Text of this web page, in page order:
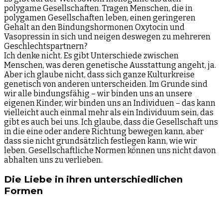
polygame Gesellschaften. Tragen Menschen, die in
polygamen Gesellschaften leben, einen geringeren
Gehalt an den Bindungshormonen Oxytocin und
Vasopressin in sich und neigen deswegen zu mehreren
Geschlechtspartnern?
Ich denke nicht. Es gibt Unterschiede zwischen
Menschen, was deren genetische Ausstattung angeht, ja.
Aber ich glaube nicht, dass sich ganze Kulturkreise
genetisch von anderen unterscheiden. Im Grunde sind
wir alle bindungsfähig – wir binden uns an unsere
eigenen Kinder, wir binden uns an Individuen – das kann
vielleicht auch einmal mehr als ein Individuum sein, das
gibt es auch bei uns. Ich glaube, dass die Gesellschaft uns
in die eine oder andere Richtung bewegen kann, aber
dass sie nicht grundsätzlich festlegen kann, wie wir
leben. Gesellschaftliche Normen können uns nicht davon
abhalten uns zu verlieben.
Die Liebe in ihren unterschiedlichen
Formen